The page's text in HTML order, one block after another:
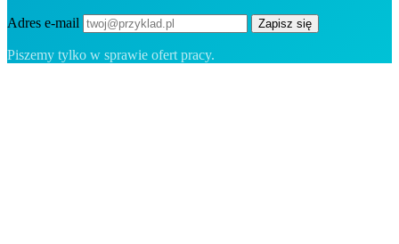
Adres e-mail Zapisz się
Piszemy tylko w sprawie ofert pracy.